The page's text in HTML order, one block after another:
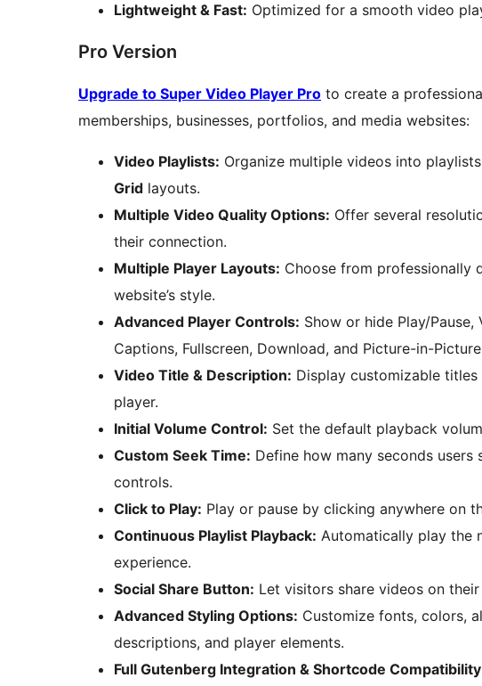
Lightweight & Fast: Optimized for a smooth video
Pro Version
Upgrade to Super Video Player Pro to create a
memberships, businesses, portfolios, and media websites:
Video Playlists: Organize multiple videos into
Grid layouts.
Multiple Video Quality Options: Offer several
their connection.
Multiple Player Layouts: Choose from professionally
website’s style.
Advanced Player Controls: Show or hide Play/Pause,
Captions, Fullscreen, Download, and Picture-in-
Video Title & Description: Display customizable
player.
Initial Volume Control: Set the default playback
Custom Seek Time: Define how many seconds
controls.
Click to Play: Play or pause by clicking anywhere on
Continuous Playlist Playback: Automatically play the
experience.
Social Share Button: Let visitors share videos on
Advanced Styling Options: Customize fonts, colors,
descriptions, and player elements.
Full Gutenberg Integration & Shortcode